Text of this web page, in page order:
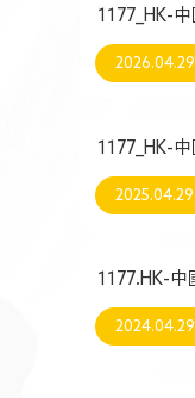
2026.04.29
2025.04.29
2024.04.29